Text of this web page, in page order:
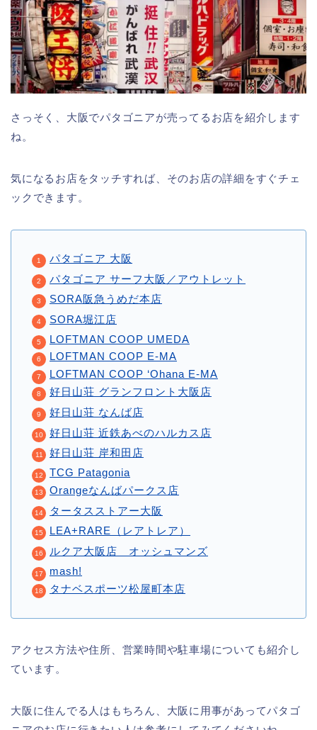
さっそく、大阪でパタゴニアが売ってるお店を紹介します
ね。
気になるお店をタッチすれば、そのお店の詳細をすぐチェ
ックできます。
パタゴニア 大阪
パタゴニア サーフ大阪／アウトレット
SORA阪急うめだ本店
SORA堀江店
LOFTMAN COOP UMEDA
LOFTMAN COOP E-MA
LOFTMAN COOP ‘Ohana E-MA
好日山荘 グランフロント大阪店
好日山荘 なんば店
好日山荘 近鉄あべのハルカス店
好日山荘 岸和田店
TCG Patagonia
Orangeなんばパークス店
タータスストアー大阪
LEA+RARE（レアトレア）
ルクア大阪店 オッシュマンズ
mash!
タナベスポーツ松屋町本店
アクセス方法や住所、営業時間や駐車場についても紹介し
ています。
大阪に住んでる人はもちろん、大阪に用事があってパタゴ